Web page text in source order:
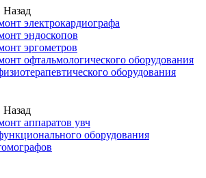
Назад
электрокардиографа
эндоскопов
эргометров
офтальмологического оборудования
оборудования
Назад
аппаратов увч
оборудования